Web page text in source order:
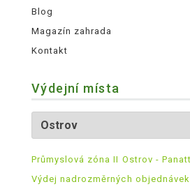
Blog
Magazín zahrada
Kontakt
Výdejní místa
Průmyslová zóna II Ostrov -
Výdej nadrozměrných objednávek